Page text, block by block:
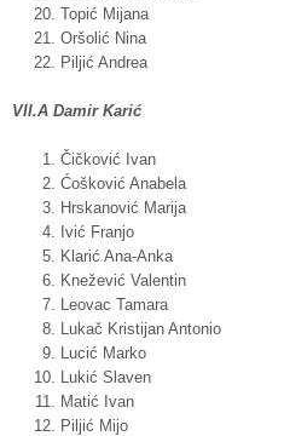
Topić Mijana
Oršolić Nina
Piljić Andrea
VII.A Damir Karić
Čičković Ivan
Ćošković Anabela
Hrskanović Marija
Ivić Franjo
Klarić Ana-Anka
Knežević Valentin
Leovac Tamara
Lukač Kristijan Antonio
Lucić Marko
Lukić Slaven
Matić Ivan
Piljić Mijo